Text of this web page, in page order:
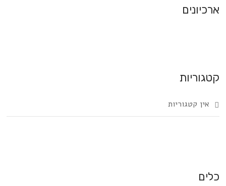
ארכיונים
קטגוריות
אין קטגוריות
כלים